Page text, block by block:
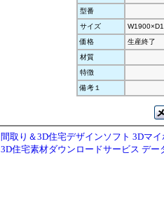
型番
サイズ
価格
生産終了
材質
特徴
備考１
間取り＆3D住宅デザインソフト 3Dマ
3D住宅素材ダウンロードサービス デー